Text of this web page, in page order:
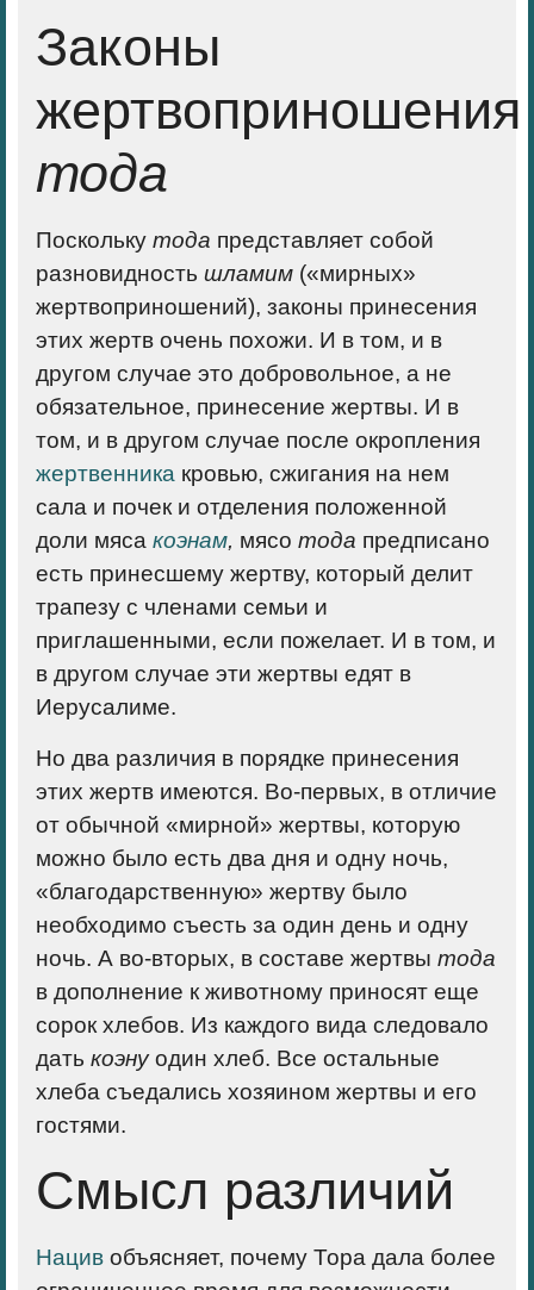
Законы
жертвоприношения
тода
Поскольку тода представляет собой
разновидность шламим («мирных»
жертвоприношений), законы принесения
этих жертв очень похожи. И в том, и в
другом случае это добровольное, а не
обязательное, принесение жертвы. И в
том, и в другом случае после окропления
жертвенника кровью, сжигания на нем
сала и почек и отделения положенной
доли мяса коэнам, мясо тода предписано
есть принесшему жертву, который делит
трапезу с членами семьи и
приглашенными, если пожелает. И в том, и
в другом случае эти жертвы едят в
Иерусалиме.
Но два различия в порядке принесения
этих жертв имеются. Во-первых, в отличие
от обычной «мирной» жертвы, которую
можно было есть два дня и одну ночь,
«благодарственную» жертву было
необходимо съесть за один день и одну
ночь. А во-вторых, в составе жертвы тода
в дополнение к животному приносят еще
сорок хлебов. Из каждого вида следовало
дать коэнуодин хлеб. Все остальные
хлеба съедались хозяином жертвы и его
гостями.
Смысл различий
Нацив объясняет, почему Тора дала более